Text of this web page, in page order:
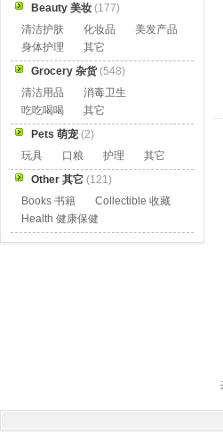
Beauty 美妆 (177)
清洁护肤
化妆品
美发产品
身体护理
其它
Grocery 杂货(548)
清洁用品
消毒卫生
吃吃喝喝
其它
Pets 萌宠 (2)
玩具
口粮 护理
其它
Other 其它 (121)
Books 书籍
Collectible 收藏
Health 健康保健